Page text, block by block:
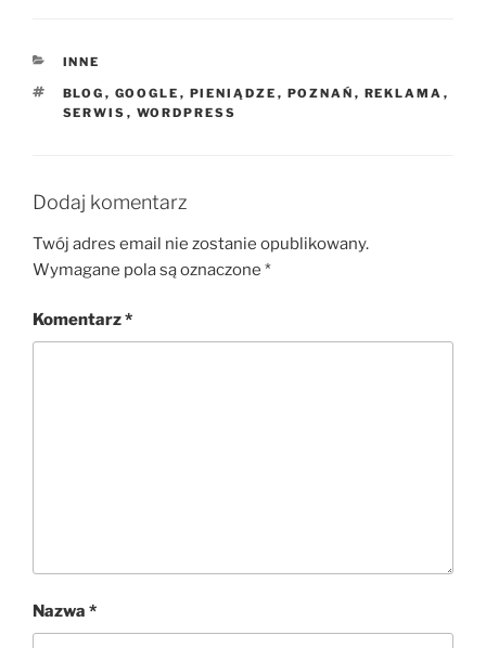
KATEGORIE
INNE
TAGI
BLOG , GOOGLE , PIENIĄDZE , POZNAŃ , REKLAMA ,
SERWIS , WORDPRESS
Dodaj komentarz
Twój adres email nie zostanie opublikowany.
Wymagane pola są oznaczone *
Komentarz*
Nazwa *